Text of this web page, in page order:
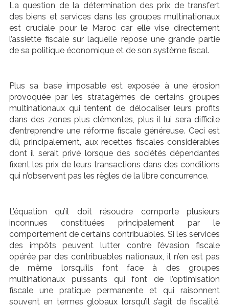
La question de la détermination des prix de transfert
des biens et services dans les groupes multinationaux
est cruciale pour le Maroc car elle vise directement
l’assiette fiscale sur laquelle repose une grande partie
de sa politique économique et de son système fiscal.
Plus sa base imposable est exposée à une érosion
provoquée par les stratagèmes de certains groupes
multinationaux qui tentent de délocaliser leurs profits
dans des zones plus clémentes, plus il lui sera difficile
d’entreprendre une réforme fiscale généreuse. Ceci est
dû, principalement, aux recettes fiscales considérables
dont il serait privé lorsque des sociétés dépendantes
fixent les prix de leurs transactions dans des conditions
qui n’observent pas les règles de la libre concurrence.
L’équation qu’il doit résoudre comporte plusieurs
inconnues constituées principalement par le
comportement de certains contribuables. Si les services
des impôts peuvent lutter contre l’évasion fiscale
opérée par des contribuables nationaux, il n’en est pas
de même lorsqu’ils font face à des groupes
multinationaux puissants qui font de l’optimisation
fiscale une pratique permanente et qui raisonnent
souvent en termes globaux lorsqu’il s’agit de fiscalité.